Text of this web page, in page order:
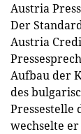
Austria
Der
Austria
Aufbau der
des
Pressestelle
wechselte